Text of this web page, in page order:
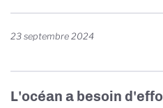
23 septembre 2024
L'océan a besoin